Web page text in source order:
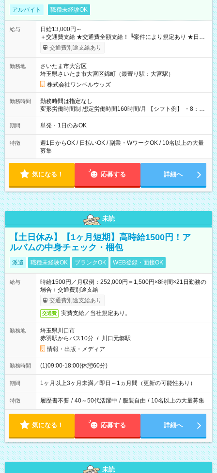
アルバイト 職種未経験OK
給与
日給13,000円～
＋交通費支給 ★交通費全額支給！ ┗案件により規定あり ★日払
いOK！（規定あり） ┗働いたその日に現金GET♪ お仕事後はコ
ンビニATMから 日払い分を引き落とせます！ 【試用期間】試
交通費別途支給あり
勤務地
さいたま市大宮区
埼玉県さいたま市大宮区錦町（最寄り駅：大宮駅）
株式会社ワンベルウッズ
勤務時間
勤務時間は指定なし
変形労働時間制 想定労働時間160時間/月 【シフト例】 ・8：00
～21：00
期間 単発・1日のみOK
特徴
週1日からOK / 日払いOK / 副業・WワークOK / 10名以上の大量
募集
気になる！ 応募する 詳細へ
未読
【土日休み】【1ヶ月短期】高時給1500円！ア
ルバムの中身チェック・梱包
派遣 職種未経験OK ブランクOK WEB登録・面接OK
給与
時給1500円／月収例：252,000円＝1,500円×8時間×21日勤務の
場合＋交通費別途支給
交通費別途支給あり
交通費 実費支給／当社規定あり。
勤務地
埼玉県川口市
赤羽駅からバス10分 / 川口元郷駅
情報・出版・メディア
勤務時間 (1)09:00-18:00(休憩60分)
期間 1ヶ月以上3ヶ月未満／即日～1ヵ月間（更新の可能性あり）
特徴 履歴書不要 / 40～50代活躍中 / 服装自由 / 10名以上の大量募集
気になる！ 応募する 詳細へ
未読